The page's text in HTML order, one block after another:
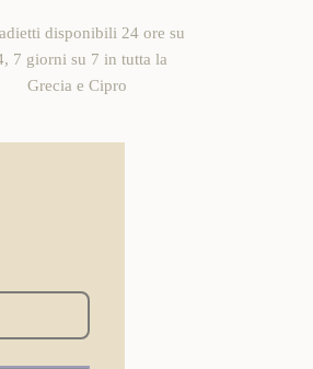
disponibili 24 ore su
7 giorni su 7 in tutta la
Grecia e Cipro